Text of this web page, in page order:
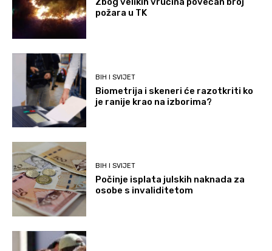
požara u TK
BIH I SVIJET
Biometrija i skeneri će razotkriti ko
je ranije krao na izborima?
BIH I SVIJET
Počinje isplata julskih naknada za
osobe s invaliditetom